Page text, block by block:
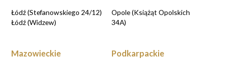
Łódź (Stefanowskiego 24/12)
Łódź (Widzew)
Opole (Książąt Opolskich
34A)
Mazowieckie Podkarpackie